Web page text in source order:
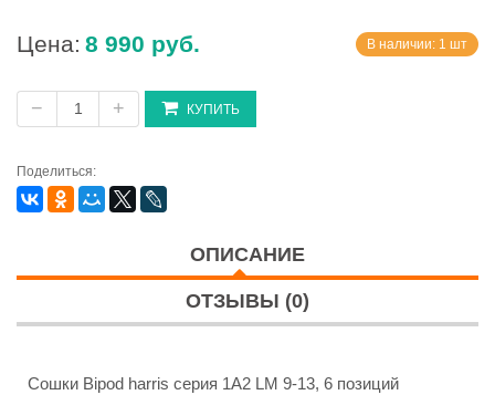
Цена: 8 990 руб. В наличии: 1 шт
− + КУПИТЬ
Поделиться:
ОПИСАНИЕ
ОТЗЫВЫ (0)
Сошки Bipod harris серия 1A2 LM 9-13, 6 позиций